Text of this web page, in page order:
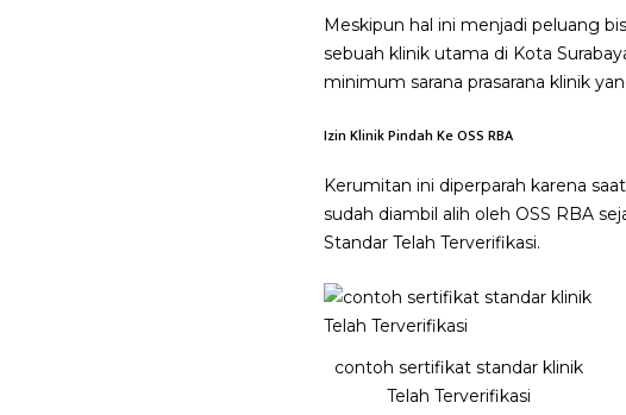
Meskipun hal ini menjadi peluang
sebuah klinik utama di Kota
minimum sarana prasarana klinik
Izin Klinik Pindah Ke OSS RBA
Kerumitan ini diperparah karena
sudah diambil alih oleh OSS RBA
Standar Telah Terverifikasi.
contoh sertifikat standar klinik
Telah Terverifikasi